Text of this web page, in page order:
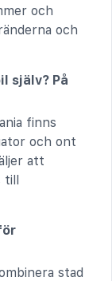
och
och
själv? På
finns
och ont
att
till
stad